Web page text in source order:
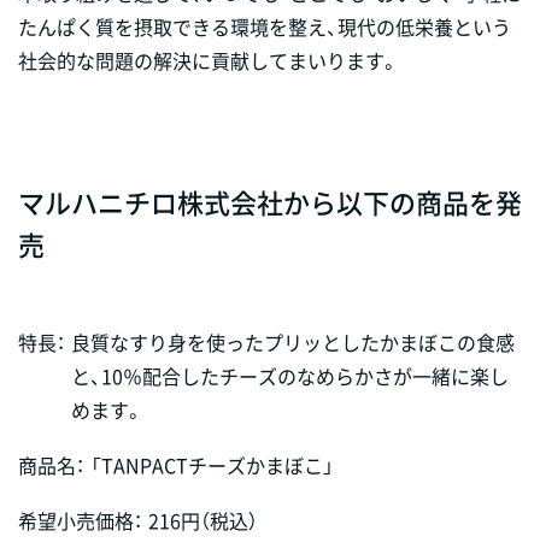
たんぱく質を摂取できる環境を整え、現代の低栄養という
社会的な問題の解決に貢献してまいります。
マルハニチロ株式会社から以下の商品を発
売
特長： 良質なすり身を使ったプリッとしたかまぼこの食感
と、10％配合したチーズのなめらかさが一緒に楽し
めます。
商品名： 「TANPACTチーズかまぼこ」
希望小売価格： 216円（税込）